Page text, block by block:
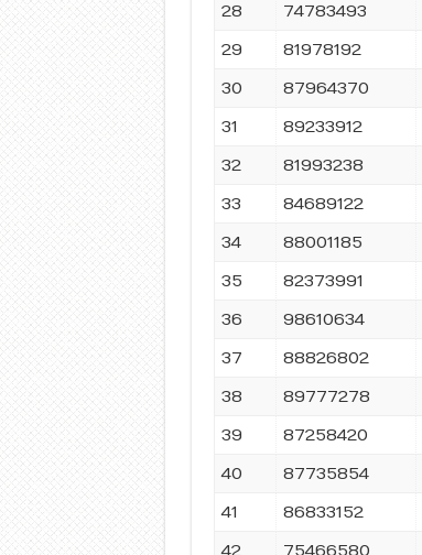
28
74783493
29
81978192
30
87964370
31
89233912
32
81993238
33
84689122
34
88001185
35
82373991
36
98610634
37
88826802
38
89777278
39
87258420
40
87735854
41
86833152